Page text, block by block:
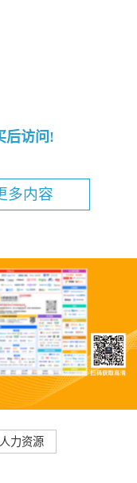
后访问!
多内容
人力资源